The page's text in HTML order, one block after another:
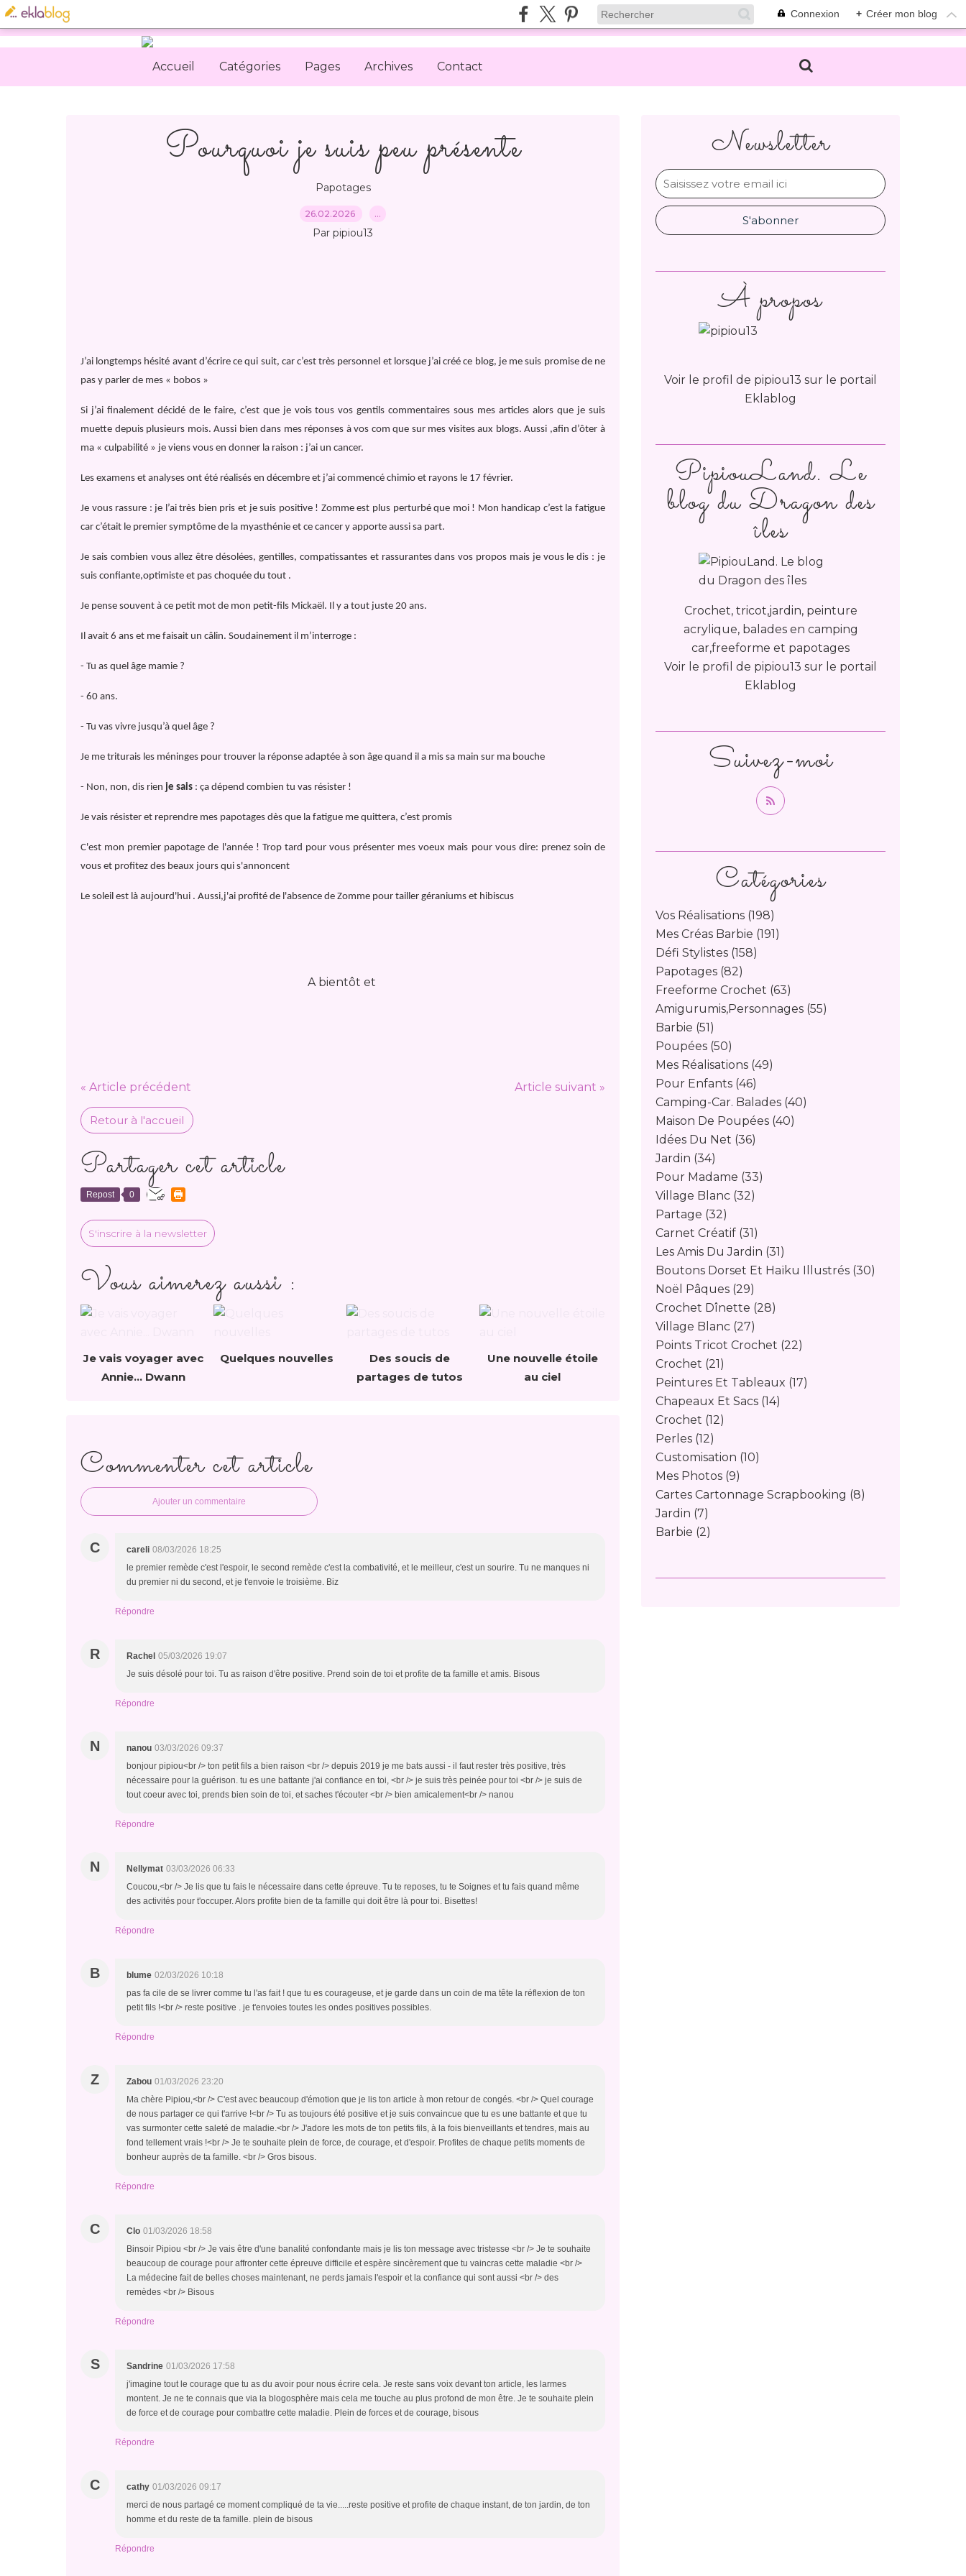
Connexion + Créer mon blog
Accueil Catégories Pages Archives Contact
Pourquoi je suis peu présente
Papotages
26.02.2026 …
Par pipiou13
J’ai longtemps hésité avant d’écrire ce qui suit, car c’est très personnel et lorsque j’ai créé ce blog, je me suis promise de ne
pas y parler de mes « bobos »
Si j’ai finalement décidé de le faire, c’est que je vois tous vos gentils commentaires sous mes articles alors que je suis
muette depuis plusieurs mois. Aussi bien dans mes réponses à vos com que sur mes visites aux blogs. Aussi ,afin d’ôter à
ma « culpabilité » je viens vous en donner la raison : j’ai un cancer.
Les examens et analyses ont été réalisés en décembre et j’ai commencé chimio et rayons le 17 février.
Je vous rassure : je l’ai très bien pris et je suis positive ! Zomme est plus perturbé que moi ! Mon handicap c’est la fatigue
car c’était le premier symptôme de la myasthénie et ce cancer y apporte aussi sa part.
Je sais combien vous allez être désolées, gentilles, compatissantes et rassurantes dans vos propos mais je vous le dis : je
suis confiante,optimiste et pas choquée du tout .
Je pense souvent à ce petit mot de mon petit-fils Mickaël. Il y a tout juste 20 ans.
Il avait 6 ans et me faisait un câlin. Soudainement il m’interroge :
- Tu as quel âge mamie ?
- 60 ans.
- Tu vas vivre jusqu’à quel âge ?
Je me triturais les méninges pour trouver la réponse adaptée à son âge quand il a mis sa main sur ma bouche
- Non, non, dis rien je sais : ça dépend combien tu vas résister !
Je vais résister et reprendre mes papotages dès que la fatigue me quittera, c’est promis
C'est mon premier papotage de l'année ! Trop tard pour vous présenter mes voeux mais pour vous dire: prenez soin de
vous et profitez des beaux jours qui s'annoncent
Le soleil est là aujourd'hui . Aussi,j'ai profité de l'absence de Zomme pour tailler géraniums et hibiscus
A bientôt et
« Article précédent Article suivant »
Retour à l'accueil
Partager cet article
Repost 0
S'inscrire à la newsletter
Vous aimerez aussi :
Je vais voyager avec
Annie... Dwann
Quelques nouvelles
Des soucis de
partages de tutos
Une nouvelle étoile
au ciel
Commenter cet article
Ajouter un commentaire
C careli 08/03/2026 18:25
le premier remède c'est l'espoir, le second remède c'est la combativité, et le meilleur, c'est un sourire. Tu ne manques ni
du premier ni du second, et je t'envoie le troisième. Biz
Répondre
R Rachel 05/03/2026 19:07
Je suis désolé pour toi. Tu as raison d'être positive. Prend soin de toi et profite de ta famille et amis. Bisous
Répondre
N nanou 03/03/2026 09:37
bonjour pipiou<br /> ton petit fils a bien raison <br /> depuis 2019 je me bats aussi - il faut rester très positive, très
nécessaire pour la guérison. tu es une battante j'ai confiance en toi, <br /> je suis très peinée pour toi <br /> je suis de
tout coeur avec toi, prends bien soin de toi, et saches t'écouter <br /> bien amicalement<br /> nanou
Répondre
N Nellymat 03/03/2026 06:33
Coucou,<br /> Je lis que tu fais le nécessaire dans cette épreuve. Tu te reposes, tu te Soignes et tu fais quand même
des activités pour t'occuper. Alors profite bien de ta famille qui doit être là pour toi. Bisettes!
Répondre
B blume 02/03/2026 10:18
pas fa cile de se livrer comme tu l'as fait ! que tu es courageuse, et je garde dans un coin de ma tête la réflexion de ton
petit fils !<br /> reste positive . je t'envoies toutes les ondes positives possibles.
Répondre
Z Zabou 01/03/2026 23:20
Ma chère Pipiou,<br /> C'est avec beaucoup d'émotion que je lis ton article à mon retour de congés. <br /> Quel courage
de nous partager ce qui t'arrive !<br /> Tu as toujours été positive et je suis convaincue que tu es une battante et que tu
vas surmonter cette saleté de maladie.<br /> J'adore les mots de ton petits fils, à la fois bienveillants et tendres, mais au
fond tellement vrais !<br /> Je te souhaite plein de force, de courage, et d'espoir. Profites de chaque petits moments de
bonheur auprès de ta famille. <br /> Gros bisous.
Répondre
C Clo 01/03/2026 18:58
Binsoir Pipiou <br /> Je vais être d'une banalité confondante mais je lis ton message avec tristesse <br /> Je te souhaite
beaucoup de courage pour affronter cette épreuve difficile et espère sincèrement que tu vaincras cette maladie <br />
La médecine fait de belles choses maintenant, ne perds jamais l'espoir et la confiance qui sont aussi <br /> des
remèdes <br /> Bisous
Répondre
S Sandrine 01/03/2026 17:58
j'imagine tout le courage que tu as du avoir pour nous écrire cela. Je reste sans voix devant ton article, les larmes
montent. Je ne te connais que via la blogosphère mais cela me touche au plus profond de mon être. Je te souhaite plein
de force et de courage pour combattre cette maladie. Plein de forces et de courage, bisous
Répondre
C cathy 01/03/2026 09:17
merci de nous partagé ce moment compliqué de ta vie.....reste positive et profite de chaque instant, de ton jardin, de ton
homme et du reste de ta famille. plein de bisous
Répondre
Newsletter
Catégories
Vos Réalisations (198)
Mes Créas Barbie (191)
Défi Stylistes (158)
Papotages (82)
Freeforme Crochet (63)
Amigurumis,personnages (55)
Barbie (51)
Poupées (50)
Mes Réalisations (49)
Pour Enfants (46)
Camping-Car. Balades (40)
Maison De Poupées (40)
Idées Du Net (36)
Jardin (34)
Pour Madame (33)
Village Blanc (32)
Partage (32)
Carnet Créatif (31)
Les Amis Du Jardin (31)
Boutons Dorset Et Haïku Illustrés (30)
Noël Pâques (29)
Crochet Dînette (28)
Village Blanc (27)
Points Tricot Crochet (22)
Crochet (21)
Peintures Et Tableaux (17)
Chapeaux Et Sacs (14)
Crochet (12)
Perles (12)
Customisation (10)
Mes Photos (9)
Cartes Cartonnage Scrapbooking (8)
Jardin (7)
Barbie (2)
PipiouLand. Le
blog du Dragon des
îles
Crochet, tricot,jardin, peinture
acrylique, balades en camping
car,freeforme et papotages
Voir le profil de pipiou13 sur le portail
Eklablog
Suivez-moi
À propos
Voir le profil de pipiou13 sur le portail
Eklablog